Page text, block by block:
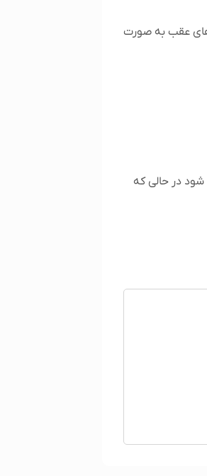
های عقب به صورت
در حالی که